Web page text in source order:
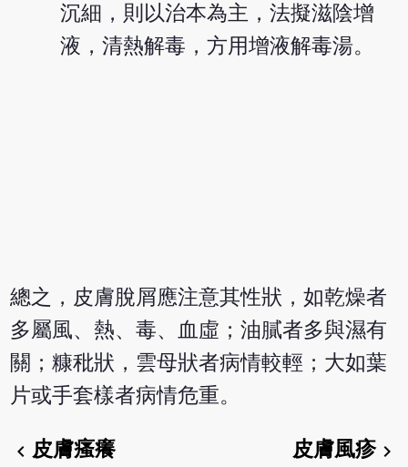
沉細，則以治本為主，法擬滋陰增
液，清熱解毒，方用增液解毒湯。
總之，皮膚脫屑應注意其性狀，如乾燥者
多屬風、熱、毒、血虛；油膩者多與濕有
關；糠秕狀，雲母狀者病情較輕；大如葉
片或手套樣者病情危重。
chevron_left皮膚瘙癢 皮膚風疹chevron_right